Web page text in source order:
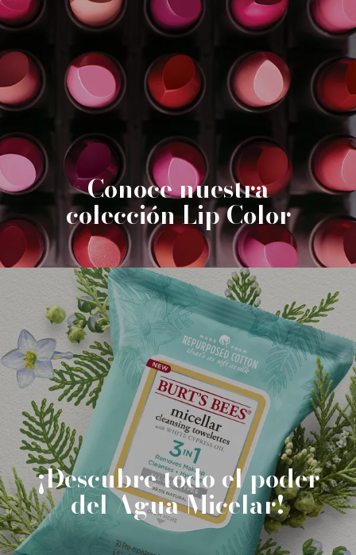
Conoce nuestra
colección Lip Color
¡Descubre todo el poder
del Agua Micelar!